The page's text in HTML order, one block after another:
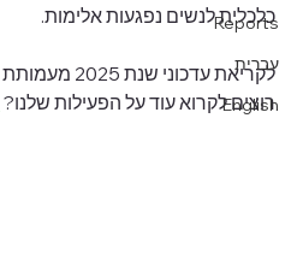
Reports
עברית
English
כלכלית לנשים נפגעות אלימות.
לקריאת עדכוני שנת 2025 מעמותת "רוח נשית"-
רוצים לקרוא עוד על הפעילות שלנו?